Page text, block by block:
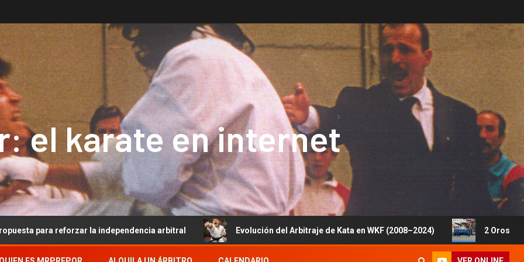
el karate en internet
la independencia arbitral Evolución del Arbitraje de Kata en WKF (2008–2024) 2 Oros, 1 Plata y 5